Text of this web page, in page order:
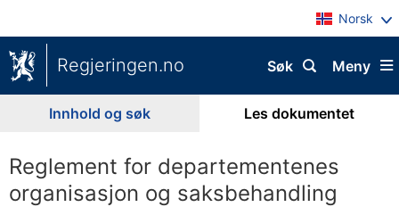
Norsk
Regjeringen.no Meny
Søk
Innhold og søk Les dokumentet
Reglement for departementenes
organisasjon og saksbehandling